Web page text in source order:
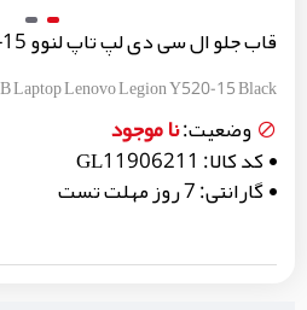
قاب جلو ال سی دی لپ تاپ لنوو Legion Y520-15 مشکی
Laptop Lenovo Legion Y520-15 Black
وضعیت:نا موجود
کد کالا: GL11906211
گارانتی:7 روز مهلت تست